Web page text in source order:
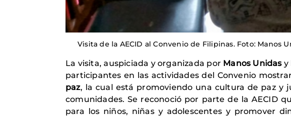
Visita de la AECID al Convenio de Filipinas. Foto: Manos
La visita, auspiciada y organizada por Manos Unidasy
participantes en las actividades del Convenio
paz, la cual está promoviendo una cultura de paz y
comunidades. Se reconoció por parte de la AECID
para los niños, niñas y adolescentes y promover